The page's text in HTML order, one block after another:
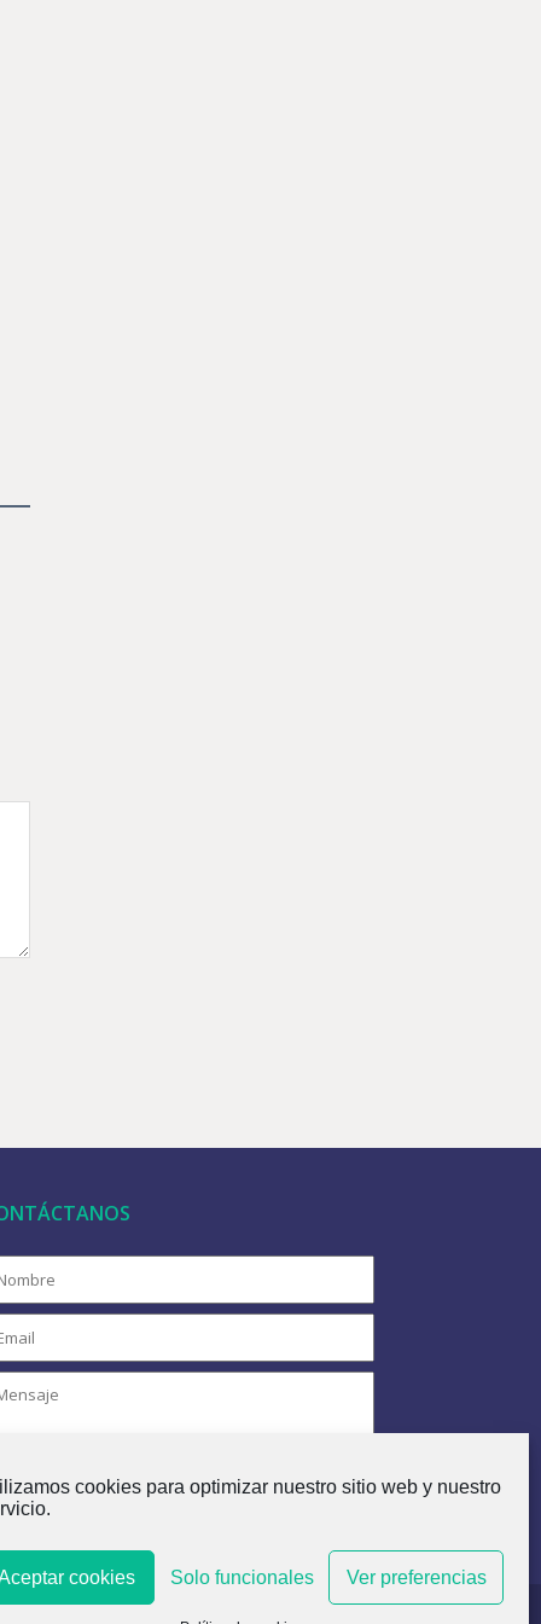
cookies para optimizar nuestro sitio web y nuestro
cookies Solo funcionales Ver preferencias